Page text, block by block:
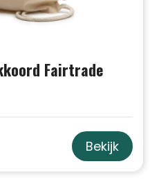
Fairtrade
Bekijk